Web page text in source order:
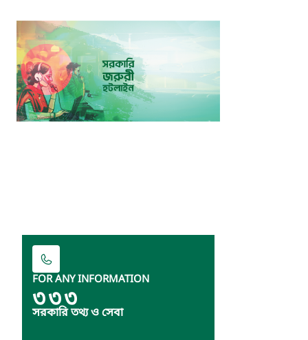
FOR ANY INFORMATION
৩৩৩
সরকারি তথ্য ও সেবা